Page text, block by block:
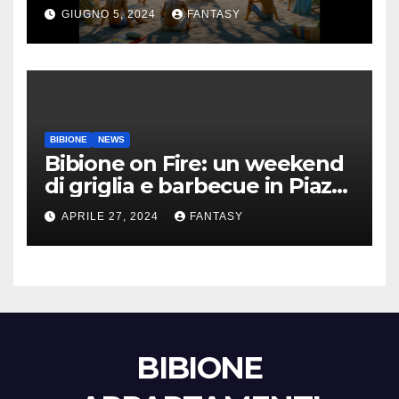
GIUGNO 5, 2024 FANTASY
BIBIONE NEWS
Bibione on Fire: un weekend
di griglia e barbecue in Piazza
Treviso
APRILE 27, 2024 FANTASY
BIBIONE